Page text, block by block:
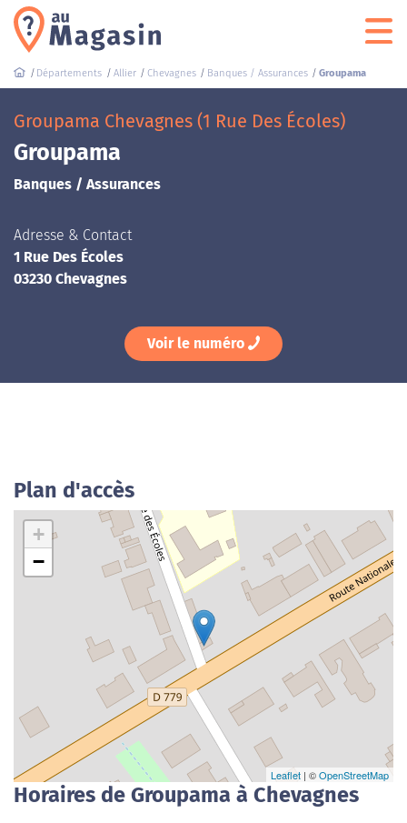
Départements Allier Chevagnes Banques / Assurances Groupama
Groupama Chevagnes (1 Rue Des Écoles)
Groupama
Banques / Assurances
Adresse & Contact
1 Rue Des Écoles
03230 Chevagnes
Voir le numéro
Plan d'accès
+
−
Leaflet | ©OpenStreetMap
Horaires de Groupama à Chevagnes